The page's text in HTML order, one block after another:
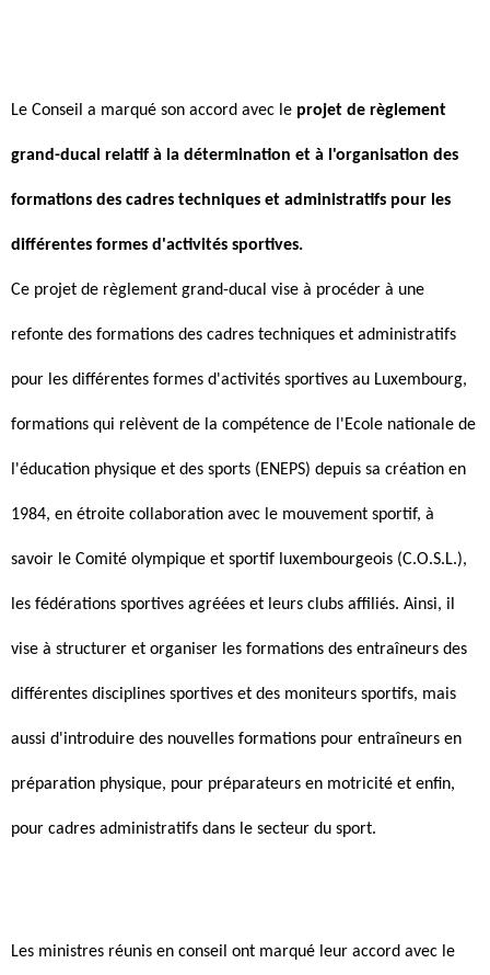
Le Conseil a marqué son accord avec le projet de règlement
grand-ducal relatif à la détermination et à l'organisation des
formations des cadres techniques et administratifs pour les
différentes formes d'activités sportives.
Ce projet de règlement grand-ducal vise à procéder à une
refonte des formations des cadres techniques et administratifs
pour les différentes formes d'activités sportives au Luxembourg,
formations qui relèvent de la compétence de l'Ecole nationale de
l'éducation physique et des sports (ENEPS) depuis sa création en
1984, en étroite collaboration avec le mouvement sportif, à
savoir le Comité olympique et sportif luxembourgeois (C.O.S.L.),
les fédérations sportives agréées et leurs clubs affiliés. Ainsi, il
vise à structurer et organiser les formations des entraîneurs des
différentes disciplines sportives et des moniteurs sportifs, mais
aussi d'introduire des nouvelles formations pour entraîneurs en
préparation physique, pour préparateurs en motricité et enfin,
pour cadres administratifs dans le secteur du sport.
Les ministres réunis en conseil ont marqué leur accord avec le